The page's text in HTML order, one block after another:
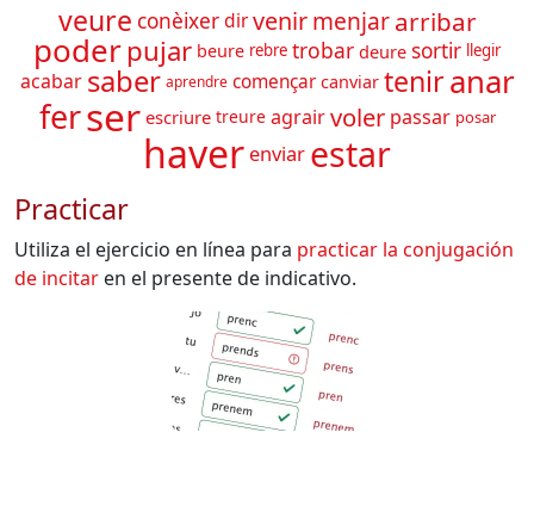
veure conèixer dir venir menjar arribar
poderpujar beure rebre trobar deure sortir llegir
acabar saber aprendre començar canviar teniranar
ferser escriure treure agrair voler passar posar
haver enviar estar
Practicar
Utiliza el ejercicio en línea para practicar la conjugación
de incitar en el presente de indicativo.